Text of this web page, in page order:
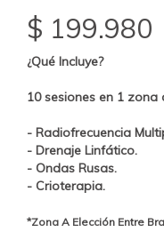
$ 199.980
¿Qué Incluye?
10 sesiones en 1 zona
- Radiofrecuencia
- Drenaje Linfático.
- Ondas Rusas.
- Crioterapia.
*Zona A Elección Entre